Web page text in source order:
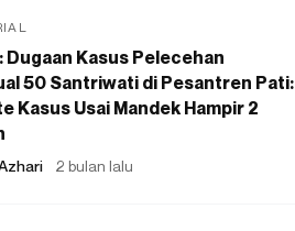
Dugaan Kasus Pelecehan
50 Santriwati di Pesantren Pati:
Kasus Usai Mandek Hampir 2
2 bulan lalu